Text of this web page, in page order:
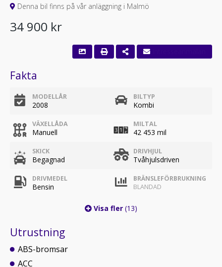
Denna bil finns på vår anläggning i Malmö
34 900 kr
Fakta
MODELLÅR
2008
BILTYP
Kombi
VÄXELLÅDA
Manuell
MILTAL
42 453 mil
SKICK
Begagnad
DRIVHJUL
Tvåhjulsdriven
DRIVMEDEL
Bensin
BRÄNSLEFÖRBRUKNING
BLANDAD
Visa fler (13)
Utrustning
ABS-bromsar
ACC